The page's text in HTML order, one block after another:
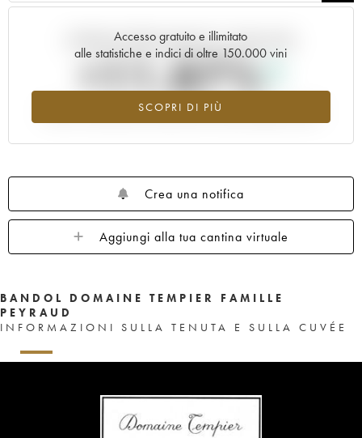
Accesso gratuito e illimitato
alle statistiche e indici di oltre 150.000 vini
SCOPRI DI PIÙ
Andamento della quotazione in tempo reale
+11.87%
Valore in aumento per l'annata 2018 nel 2026 rispetto al 2025
Crea una notifica
Aggiungi alla tua cantina virtuale
BANDOL DOMAINE TEMPIER FAMILLE
PEYRAUD
INFORMAZIONI SULLA TENUTA E SULLA CUVÉE